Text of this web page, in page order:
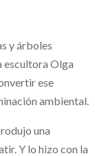
y árboles
escultora Olga
ese
ambiental.
una
Y lo hizo con la